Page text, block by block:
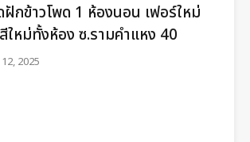
ฝักข้าวโพด 1 ห้องนอน เฟอร์ใหม่
ใหม่ทั้งห้อง ซ.รามคำแหง 40
2025